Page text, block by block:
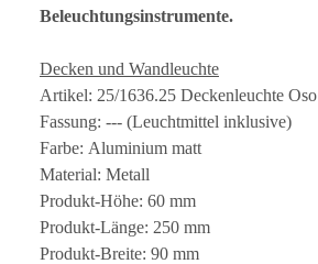
Beleuchtungsinstrumente.
Decken und Wandleuchte
Artikel: 25/1636.25 Deckenleuchte Oso
Fassung: --- (Leuchtmittel inklusive)
Farbe: Aluminium matt
Material: Metall
Produkt-Höhe: 60 mm
Produkt-Länge: 250 mm
Produkt-Breite: 90 mm